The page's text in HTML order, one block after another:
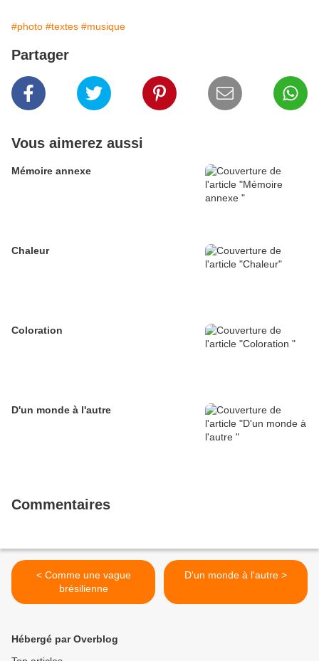
#photo #textes #musique
Partager
Vous aimerez aussi
Mémoire annexe
Chaleur
Coloration
D'un monde à l'autre
Commentaires
< Comme une vague
brésilienne
D'un monde à l'autre >
Hébergé par Overblog